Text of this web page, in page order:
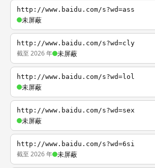
http://www.baidu.com/s?wd=ass
未屏蔽
http://www.baidu.com/s?wd=cly
截至 2026 年 未屏蔽
http://www.baidu.com/s?wd=lol
未屏蔽
http://www.baidu.com/s?wd=sex
未屏蔽
http://www.baidu.com/s?wd=6si
截至 2026 年 未屏蔽